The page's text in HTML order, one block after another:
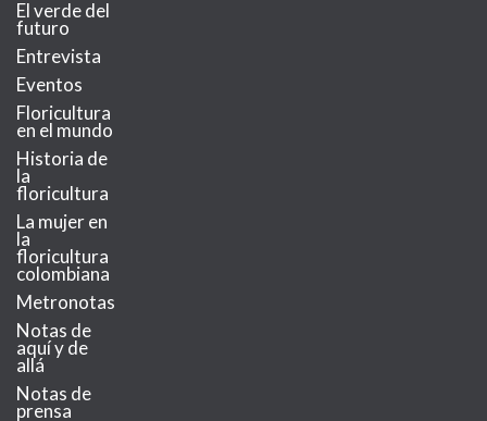
El verde del
futuro
Entrevista
Eventos
Floricultura
en el mundo
Historia de
la
floricultura
La mujer en
la
floricultura
colombiana
Metronotas
Notas de
aquí y de
allá
Notas de
prensa